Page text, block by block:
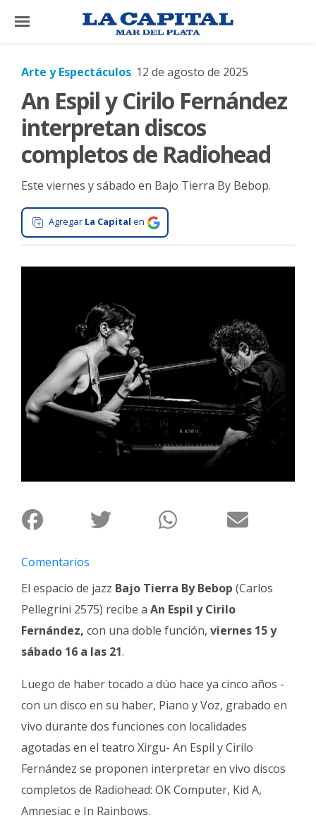
×
El
País
Mundo
La
Cultura
Ciudad
Deportes
Cartelera
Fotos
de
Familia
Clasificados
Fúnebres
Arte y Espectáculos 12 de agosto de 2025
An Espil y Cirilo Fernández
interpretan discos
completos de Radiohead
Este viernes y sábado en Bajo Tierra By Bebop.
Agregar La Capital en
Comentarios
El espacio de jazz Bajo Tierra By Bebop (Carlos
Pellegrini 2575) recibe a An Espil y Cirilo
Fernández, con una doble función, viernes 15 y
sábado 16 a las 21.
Luego de haber tocado a dúo hace ya cinco años -
con un disco en su haber, Piano y Voz, grabado en
vivo durante dos funciones con localidades
agotadas en el teatro Xirgu- An Espil y Cirilo
Fernández se proponen interpretar en vivo discos
completos de Radiohead: OK Computer, Kid A,
Amnesiac e In Rainbows.